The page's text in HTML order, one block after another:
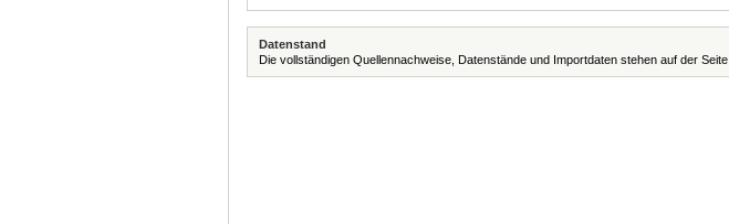
Datenstand
Die vollständigen Quellennachweise, Datenstände und Importdaten stehen auf der Seite